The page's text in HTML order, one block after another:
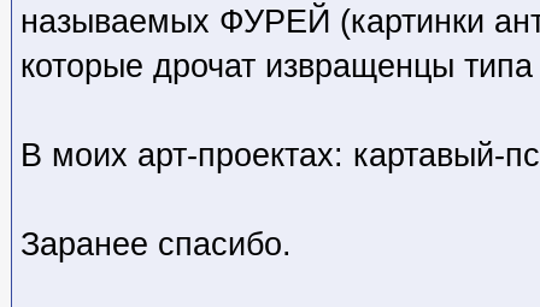
называемых ФУРЕЙ (картинки
которые дрочат извращенцы
В моих арт-проектах: картавый-
Заранее спасибо.